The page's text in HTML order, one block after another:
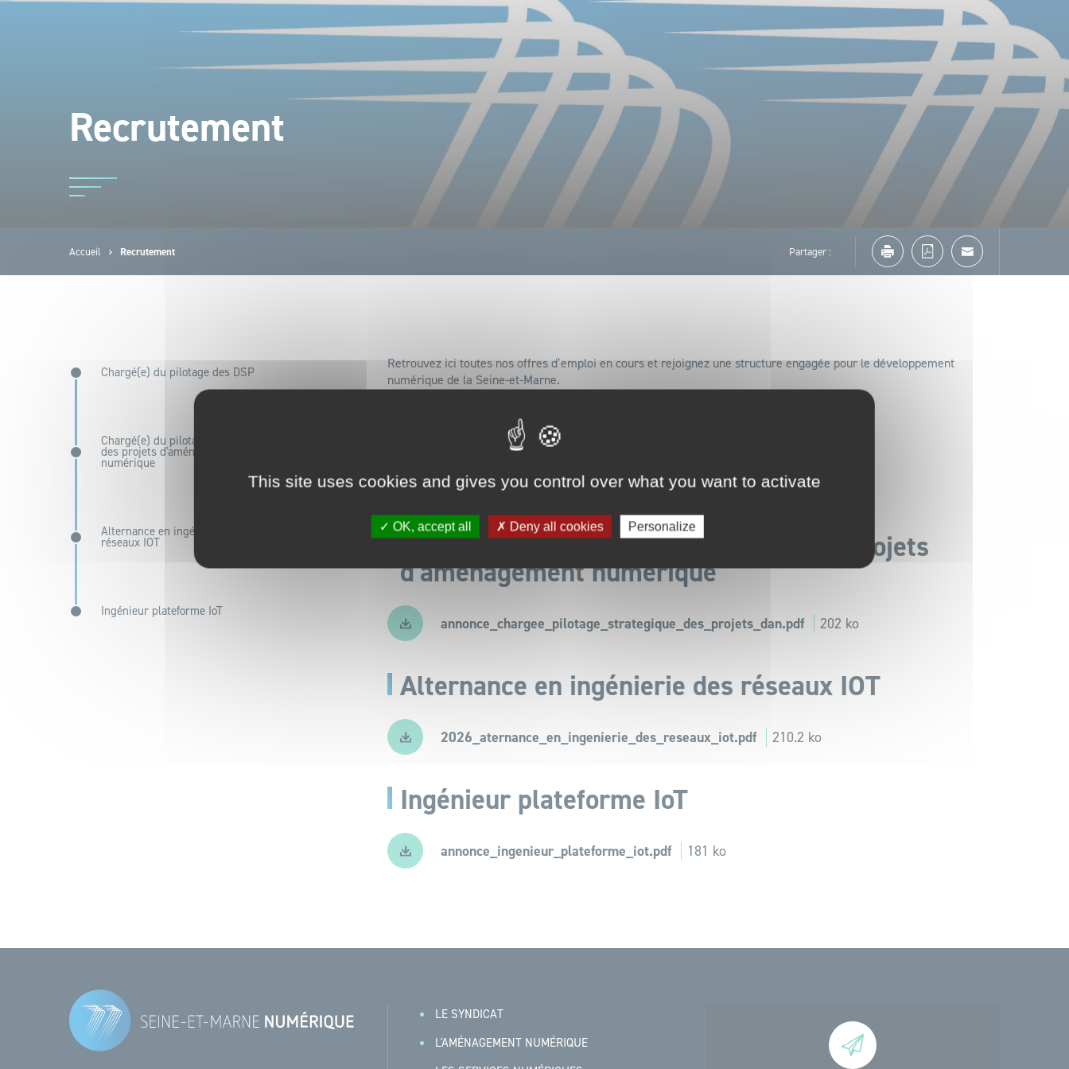
Recrutement
Accueil Recrutement Partager :
Chargé(e) du pilotage des DSP
Chargé(e) du pilotage stratégique
des projets d'aménagement
numérique
Alternance en ingénierie des
réseaux IOT
Ingénieur plateforme IoT
Retrouvez ici toutes nos offres d’emploi en cours et rejoignez une structure engagée pour le développement
numérique de la Seine-et-Marne.
Chargé(e) du pilotage des DSP
annonce_chargee_du_pilotage_des_dsp.pdf 180.7 ko
Chargé(e) du pilotage stratégique des projets
d'aménagement numérique
annonce_chargee_pilotage_strategique_des_projets_dan.pdf 202 ko
Alternance en ingénierie des réseaux IOT
2026_aternance_en_ingenierie_des_reseaux_iot.pdf 210.2 ko
Ingénieur plateforme IoT
annonce_ingenieur_plateforme_iot.pdf 181 ko
LE SYNDICAT
L'AMÉNAGEMENT NUMÉRIQUE
This site uses cookies and gives you control over what you want to activate
OK, accept all Deny all cookies Personalize